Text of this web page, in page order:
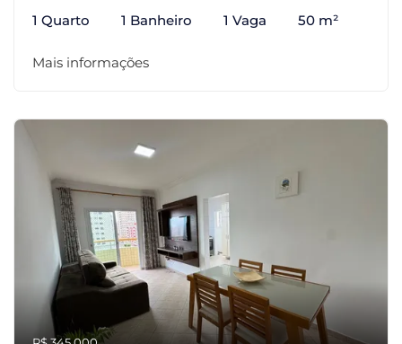
1 Quarto 1 Banheiro 1 Vaga 50 m²
Mais informações